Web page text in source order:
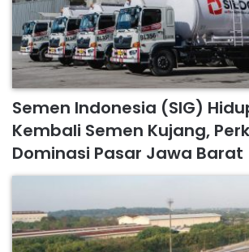
Semen Indonesia (SIG)
Kembali Semen Kujang,
Dominasi Pasar Jawa Barat